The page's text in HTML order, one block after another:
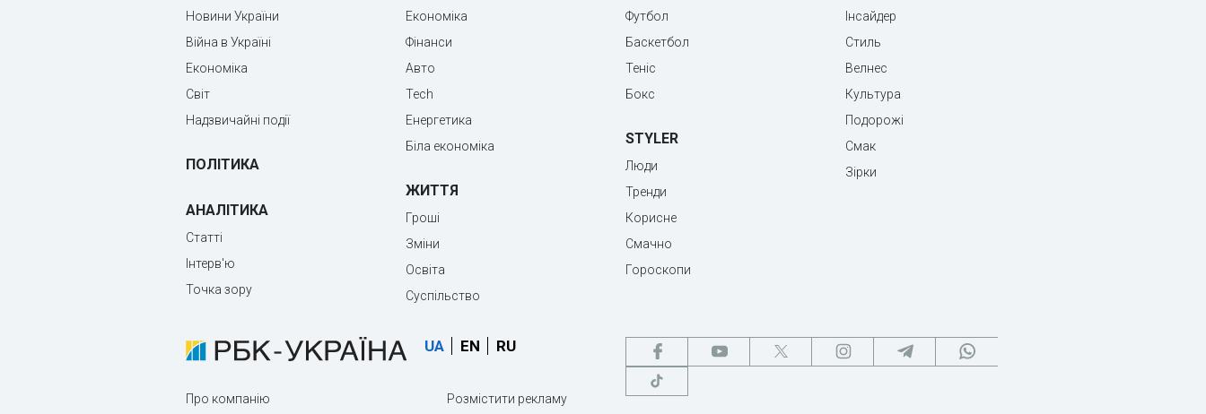
Новини України
Війна в Україні
Економіка
Світ
Надзвичайні події
ПОЛІТИКА
АНАЛІТИКА
Статті
Інтерв'ю
Точка зору
Економіка
Фінанси
Авто
Tech
Енергетика
Біла економіка
ЖИТТЯ
Гроші
Зміни
Освіта
Суспільство
Футбол
Баскетбол
Теніс
Бокс
STYLER
Люди
Тренди
Корисне
Смачно
Гороскопи
Інсайдер
Стиль
Велнес
Культура
Подорожі
Смак
Зірки
UA EN RU
Про компанію
Розмістити рекламу